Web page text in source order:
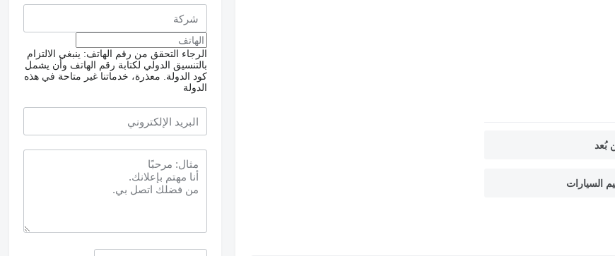
بُعد
السيارات
الرجاء التحقق من رقم الهاتف: ينبغي الالتزام
بالتنسيق الدولي لكتابة رقم الهاتف وأن يشمل
كود الدولة.
معذرة، خدماتنا غير متاحة في هذه
الدولة